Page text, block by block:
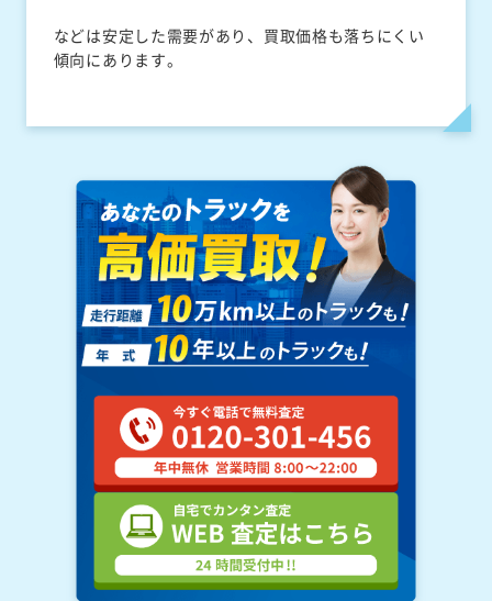
などは安定した需要があり、買取価格も落ちにくい
傾向にあります。